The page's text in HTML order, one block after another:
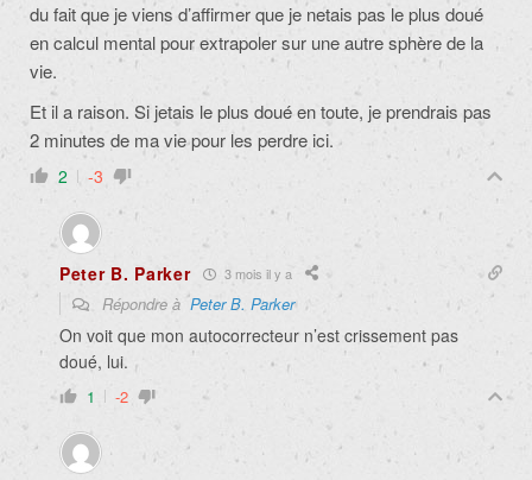
du fait que je viens d’affirmer que je netais pas le plus doué
en calcul mental pour extrapoler sur une autre sphère de la
vie.
Et il a raison. Si jetais le plus doué en toute, je prendrais pas
2 minutes de ma vie pour les perdre ici.
2 -3
Peter B. Parker 3 mois il y a
Répondre àPeter B. Parker
On voit que mon autocorrecteur n’est crissement pas
doué, lui.
1 -2